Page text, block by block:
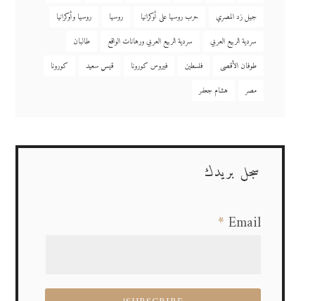
جيل زد المصري
حرب روسيا على أوكرانيا روسيا
روسيا وأوكرانيا
سردية الربيع العربي
سردية الربيع العربي ورهانات الواقع
طالبان
طوفان الأقصى
فلسطين فيروس كورونا قيس سعيد
كورونا
مصر
هشام جعفر
سجل بريدك
Email
*